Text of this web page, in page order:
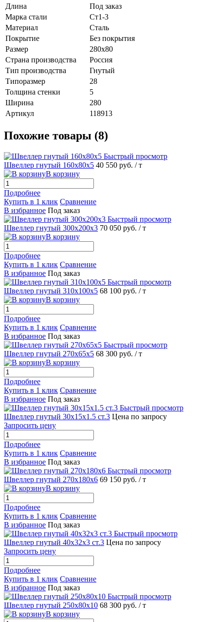
Длина
Под заказ
Марка стали
Ст1-3
Материал
Сталь
Покрытие
Без покрытия
Размер
280х80
Страна производства
Россия
Тип производства
Гнутый
Типоразмер
28
Толщина стенки
5
Ширина
280
Артикул
118913
Похожие товары (8)
Быстрый просмотр
Швеллер гнутый 160х80х5 40 550 руб. / т
В корзину
Подробнее
Купить в 1 клик Сравнение
В избранное Под заказ
Быстрый просмотр
Швеллер гнутый 300х200х3 70 050 руб. / т
В корзину
Подробнее
Купить в 1 клик Сравнение
В избранное Под заказ
Быстрый просмотр
Швеллер гнутый 310х100х5 68 100 руб. / т
В корзину
Подробнее
Купить в 1 клик Сравнение
В избранное Под заказ
Быстрый просмотр
Швеллер гнутый 270х65х5 68 300 руб. / т
В корзину
Подробнее
Купить в 1 клик Сравнение
В избранное Под заказ
Быстрый просмотр
Швеллер гнутый 30х15х1.5 ст.3 Цена по запросу
Запросить цену
Подробнее
Купить в 1 клик Сравнение
В избранное Под заказ
Быстрый просмотр
Швеллер гнутый 270х180х6 69 150 руб. / т
В корзину
Подробнее
Купить в 1 клик Сравнение
В избранное Под заказ
Быстрый просмотр
Швеллер гнутый 40х32х3 ст.3 Цена по запросу
Запросить цену
Подробнее
Купить в 1 клик Сравнение
В избранное Под заказ
Быстрый просмотр
Швеллер гнутый 250х80х10 68 300 руб. / т
В корзину